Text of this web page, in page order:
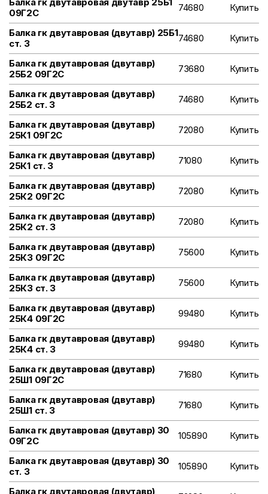
09Г2С
74680 Купить
Балка гк двутавровая (двутавр) 25Б1
ст. 3
74680 Купить
Балка гк двутавровая (двутавр)
25Б2 09Г2С
73680 Купить
Балка гк двутавровая (двутавр)
25Б2 ст. 3
74680 Купить
Балка гк двутавровая (двутавр)
25К1 09Г2С
72080 Купить
Балка гк двутавровая (двутавр)
25К1 ст. 3
71080 Купить
Балка гк двутавровая (двутавр)
25К2 09Г2С
72080 Купить
Балка гк двутавровая (двутавр)
25К2 ст. 3
72080 Купить
Балка гк двутавровая (двутавр)
25К3 09Г2С
75600 Купить
Балка гк двутавровая (двутавр)
25К3 ст. 3
75600 Купить
Балка гк двутавровая (двутавр)
25К4 09Г2С
99480 Купить
Балка гк двутавровая (двутавр)
25К4 ст. 3
99480 Купить
Балка гк двутавровая (двутавр)
25Ш1 09Г2С
71680 Купить
Балка гк двутавровая (двутавр)
25Ш1 ст. 3
71680 Купить
Балка гк двутавровая (двутавр) 30
09Г2С
105890 Купить
Балка гк двутавровая (двутавр) 30
ст. 3
105890 Купить
Балка гк двутавровая (двутавр)